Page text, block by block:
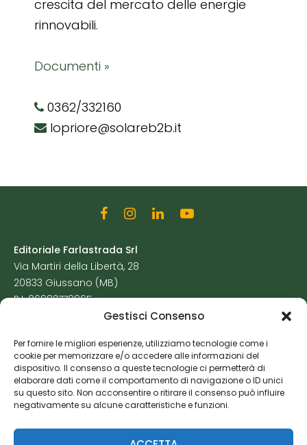
Gestisci Consenso
Per fornire le migliori esperienze, utilizziamo tecnologie come i
cookie per memorizzare e/o accedere alle informazioni del
dispositivo. Il consenso a queste tecnologie ci permetterà di
elaborare dati come il comportamento di navigazione o ID unici
su questo sito. Non acconsentire o ritirare il consenso può influire
negativamente su alcune caratteristiche e funzioni.
crescita del mercato delle energie
rinnovabili.
Documenti »
0362/332160
lopriore@solareb2b.it
Editoriale Farlastrada Srl
Via Martiri della Libertà, 28
20833 Giussano (MB)
P.I. 06982770965
Cookie Policy
Risorse Aggiuntive